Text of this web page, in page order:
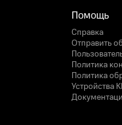
Помощь
Справка
Отправить
Политика
Политика
Устройства